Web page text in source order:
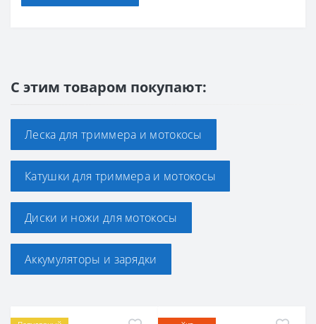
С этим товаром покупают:
Леска для триммера и мотокосы
Катушки для триммера и мотокосы
Диски и ножи для мотокосы
Аккумуляторы и зарядки